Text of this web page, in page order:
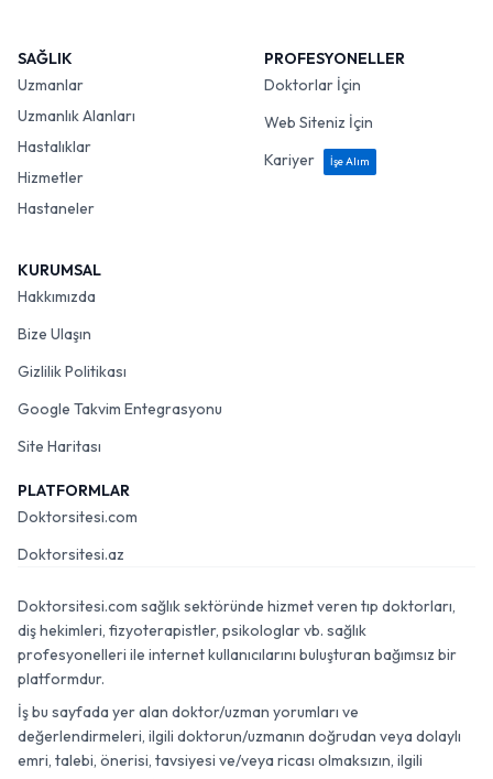
SAĞLIK
Uzmanlar
Uzmanlık Alanları
Hastalıklar
Hizmetler
Hastaneler
PROFESYONELLER
Doktorlar İçin
Web Siteniz İçin
Kariyer
İşe Alım
KURUMSAL
Hakkımızda
Bize Ulaşın
Gizlilik Politikası
Google Takvim Entegrasyonu
Site Haritası
PLATFORMLAR
Doktorsitesi.com
Doktorsitesi.az
Doktorsitesi.com sağlık sektöründe hizmet veren tıp doktorları,
diş hekimleri, fizyoterapistler, psikologlar vb. sağlık
profesyonelleri ile internet kullanıcılarını buluşturan bağımsız bir
platformdur.
İş bu sayfada yer alan doktor/uzman yorumları ve
değerlendirmeleri, ilgili doktorun/uzmanın doğrudan veya dolaylı
emri, talebi, önerisi, tavsiyesi ve/veya ricası olmaksızın, ilgili